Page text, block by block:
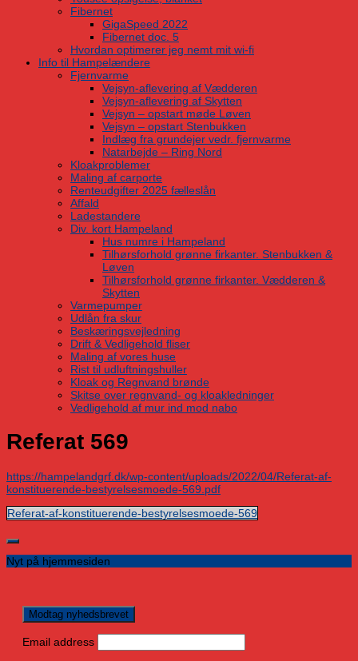
Fibernet
GigaSpeed 2022
Fibernet doc. 5
Hvordan optimerer jeg nemt mit wi-fi
Info til Hampelændere
Fjernvarme
Vejsyn-aflevering af Vædderen
Vejsyn-aflevering af Skytten
Vejsyn – opstart møde Løven
Vejsyn – opstart Stenbukken
Indlæg fra grundejer vedr. fjernvarme
Natarbejde – Ring Nord
Kloakproblemer
Maling af carporte
Renteudgifter 2025 fælleslån
Affald
Ladestandere
Div. kort Hampeland
Hus numre i Hampeland
Tilhørsforhold grønne firkanter. Stenbukken &
Løven
Tilhørsforhold grønne firkanter. Vædderen &
Skytten
Varmepumper
Udlån fra skur
Beskæringsvejledning
Drift & Vedligehold fliser
Maling af vores huse
Rist til udluftningshuller
Kloak og Regnvand brønde
Skitse over regnvand- og kloakledninger
Vedligehold af mur ind mod nabo
Referat 569
https://hampelandgrf.dk/wp-content/uploads/2022/04/Referat-af-
konstituerende-bestyrelsesmoede-569.pdf
Referat-af-konstituerende-bestyrelsesmoede-569
Nyt på hjemmesiden
Email address